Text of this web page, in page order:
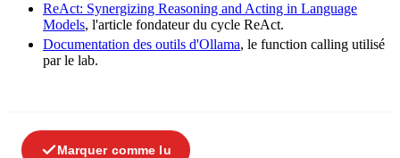
ReAct: Synergizing Reasoning and Acting in Language
Models, l'article fondateur du cycle ReAct.
Documentation des outils d'Ollama, le function calling utilisé
par le lab.
Marquer comme lu